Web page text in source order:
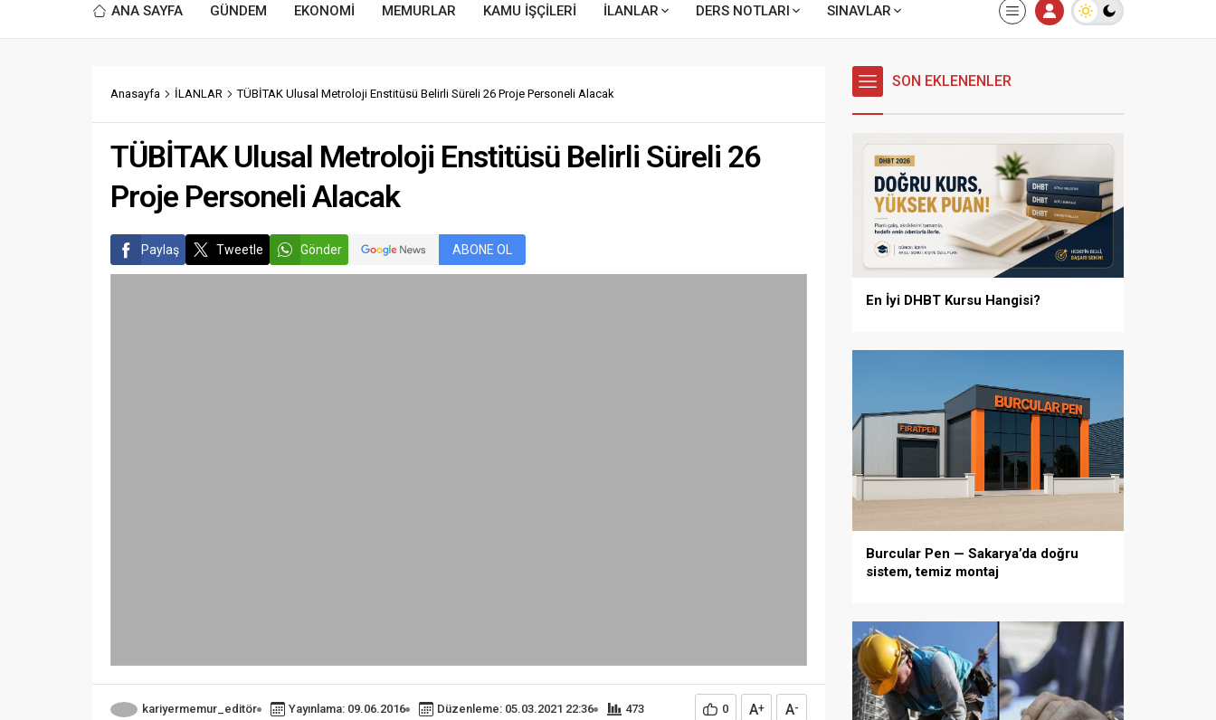
ANA SAYFA GÜNDEM EKONOMİ MEMURLAR KAMU İŞÇİLERİ İLANLAR DERS NOTLARI SINAVLAR
Anasayfa İLANLAR TÜBİTAK Ulusal Metroloji Enstitüsü Belirli Süreli 26 Proje Personeli Alacak
TÜBİTAK Ulusal Metroloji Enstitüsü Belirli Süreli 26
Proje Personeli Alacak
Paylaş Tweetle Gönder ABONE OL
kariyermemur_editör Yayınlama: 09.06.2016 Düzenleme: 05.03.2021 22:36 473 0 A+ A-
SON EKLENENLER
En İyi DHBT Kursu Hangisi?
Burcular Pen — Sakarya’da doğru
sistem, temiz montaj